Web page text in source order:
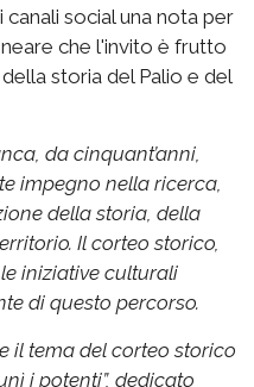
social una nota per
che l'invito è frutto
storia del Palio e del
da cinquant’anni,
impegno nella ricerca,
della storia, della
Il corteo storico,
iniziative culturali
di questo percorso.
il tema del corteo storico
i potenti”, dedicato